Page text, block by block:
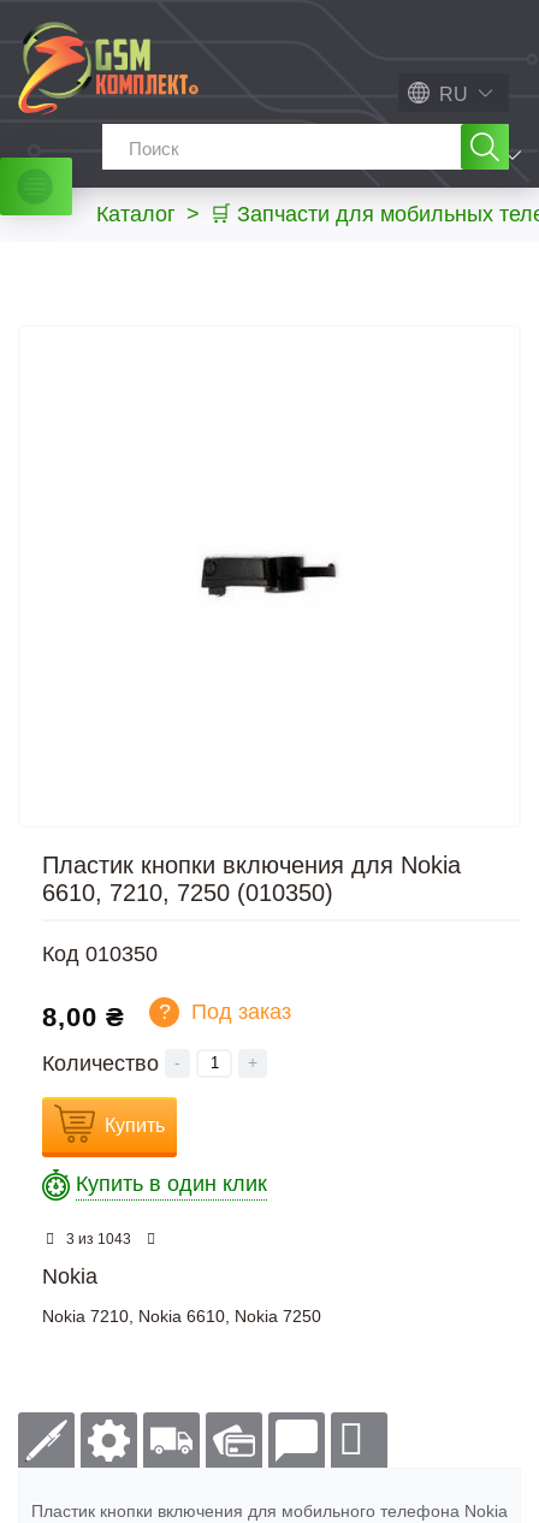
RU
МЕНЮ
Каталог > 🛒 Запчасти для мобильных
Пластик кнопки включения для Nokia
6610, 7210, 7250 (010350)
Код 010350
8,00 ₴ ? Под заказ
Количество - +
Купить
Купить в один клик
3 из 1043
Nokia
Nokia 7210 Nokia 6610 Nokia 7250
Пластик кнопки включения для мобильного телефона Nokia